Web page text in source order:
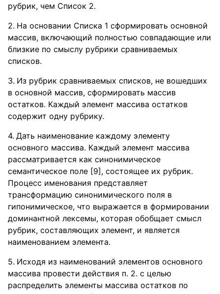
рубрик, чем Список 2.
На основании Списка 1 сформировать основной
массив, включающий полностью совпадающие или
близкие по смыслу рубрики сравниваемых
списков.
Из рубрик сравниваемых списков, не вошедших
в основной массив, сформировать массив
остатков. Каждый элемент массива остатков
содержит одну рубрику.
Дать наименование каждому элементу
основного массива. Каждый элемент массива
рассматривается как синонимическое
семантическое поле [9], состоящее их рубрик.
Процесс именования представляет
трансформацию синонимического поля в
гипонимическое, что выражается в формировании
доминантной лексемы, которая обобщает смысл
рубрик, составляющих элемент, и является
наименованием элемента.
Исходя из наименований элементов основного
массива провести действия п. 2. с целью
распределить элементы массива остатков по